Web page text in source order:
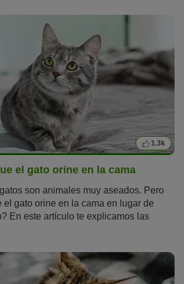
1.3k
el gato orine en la cama
son animales muy aseados. Pero
el gato orine en la cama en lugar de
En este artículo te explicamos las